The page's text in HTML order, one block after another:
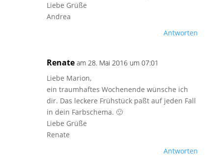
Liebe Grüße
Andrea
Antworten
Renate am 28. Mai 2016 um 07:01
Liebe Marion,
ein traumhaftes Wochenende wünsche ich
dir. Das leckere Frühstück paßt auf jeden Fall
in dein Farbschema. 🙂
Liebe Grüße
Renate
Antworten